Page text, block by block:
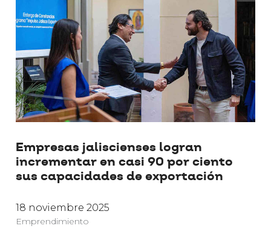
Empresas jaliscienses logran
incrementar en casi 90 por ciento
sus capacidades de exportación
18 noviembre 2025
Emprendimiento